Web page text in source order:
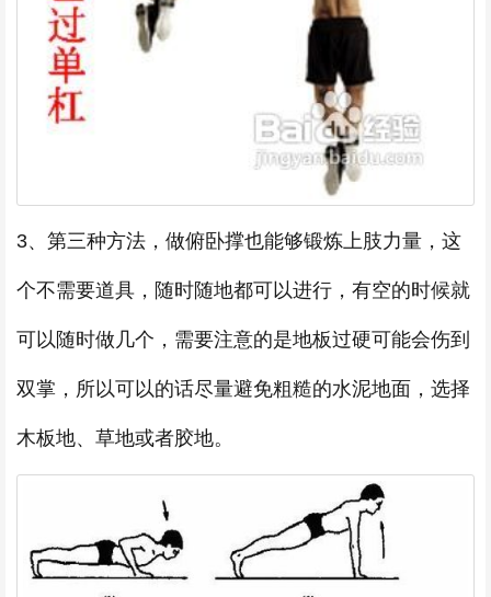
3、第三种方法，做俯卧撑也能够锻炼上肢力量，这
个不需要道具，随时随地都可以进行，有空的时候就
可以随时做几个，需要注意的是地板过硬可能会伤到
双掌，所以可以的话尽量避免粗糙的水泥地面，选择
木板地、草地或者胶地。